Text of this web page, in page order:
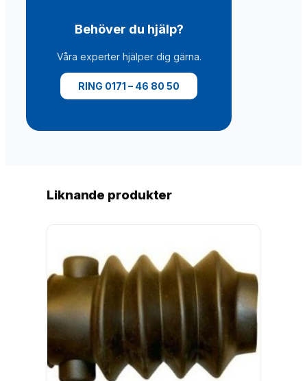
Behöver du hjälp?
Våra experter hjälper dig gärna.
RING 0171 – 46 80 50
Liknande produkter